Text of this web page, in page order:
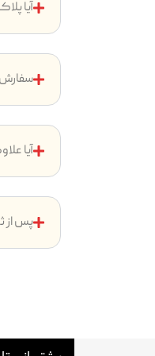
آیا
سفارش
آیا
پس از